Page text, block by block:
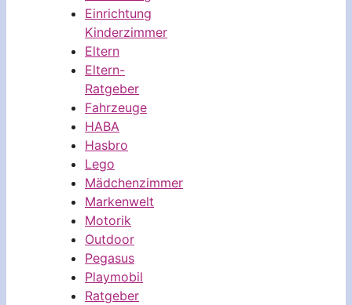
Einrichtung
Kinderzimmer
Eltern
Eltern-
Ratgeber
Fahrzeuge
HABA
Hasbro
Lego
Mädchenzimmer
Markenwelt
Motorik
Outdoor
Pegasus
Playmobil
Ratgeber